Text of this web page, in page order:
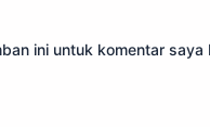
ini untuk komentar saya